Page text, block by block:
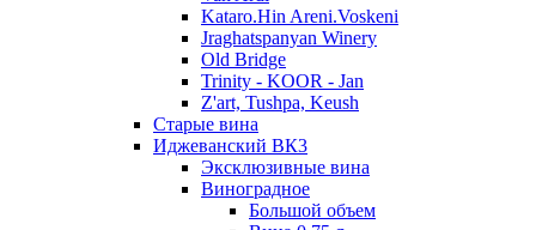
Kataro.Hin Areni.Voskeni
Jraghatspanyan Winery
Old Bridge
Trinity - KOOR - Jan
Z'art, Tushpa, Keush
Старые вина
Иджеванский ВК3
Эксклюзивные вина
Виноградное
Большой объем